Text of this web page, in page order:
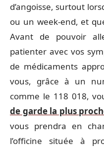
d’angoisse, surtout
ou un week-end, et
Avant de pouvoir
patienter avec vos
de médicaments
vous, grâce à un
comme le 118 018,
de garde la plus
vous prendra en
l’officine située à